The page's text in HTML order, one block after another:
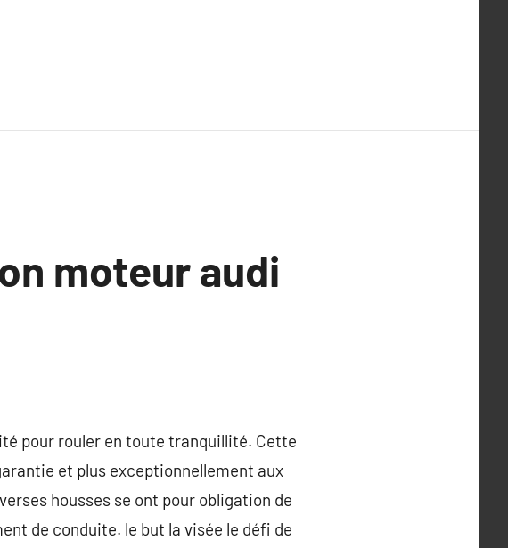
moteur audi
pour rouler en toute tranquillité. Cette
et plus exceptionnellement aux
housses se ont pour obligation de
de conduite. le but la visée le défi de